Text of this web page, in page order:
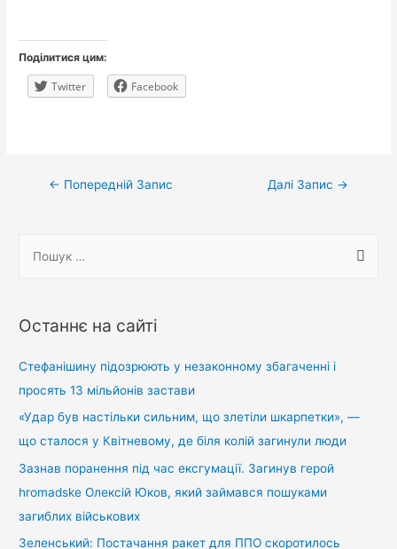
Поділитися цим:
Twitter Facebook
Навігація
← Попередній Запис Далі Запис →
у
:
Останнє на сайті
Стефанішину підозрюють у незаконному збагаченні і
просять 13 мільйонів застави
«Удар був настільки сильним, що злетіли шкарпетки», —
що сталося у Квітневому, де біля колій загинули люди
Зазнав поранення під час ексгумації. Загинув герой
hromadske Олексій Юков, який займався пошуками
загиблих військових
Зеленський: Постачання ракет для ППО скоротилось